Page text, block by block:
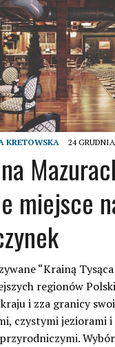
KRETOWSKA 24
miejsce
“Krainą
regionów
i zza granicy
czystymi jeziorami